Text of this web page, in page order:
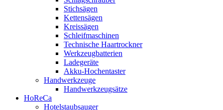
Stichsägen
Kettensägen
Kreissägen
Schleifmaschinen
Technische Haartrockner
Werkzeugbatterien
Ladegeräte
Akku-Hochentaster
Handwerkzeuge
Handwerkzeugsätze
HoReCa
Hotelstaubsauger